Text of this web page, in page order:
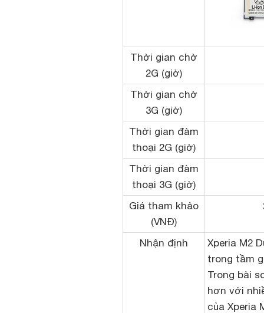
Thời gian chờ
2G (giờ)
Thời gian chờ
3G (giờ)
Thời gian đàm
thoại 2G (giờ)
Thời gian đàm
thoại 3G (giờ)
Giá tham khảo
(VNĐ)
Nhận định
Xperia M2
trong tầm
Trong bài
hơn với
của Xperia